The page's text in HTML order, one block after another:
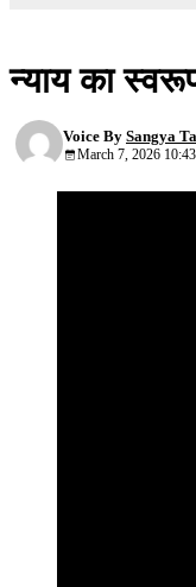
न्याय का
Voice By Sangya
March 7, 2026